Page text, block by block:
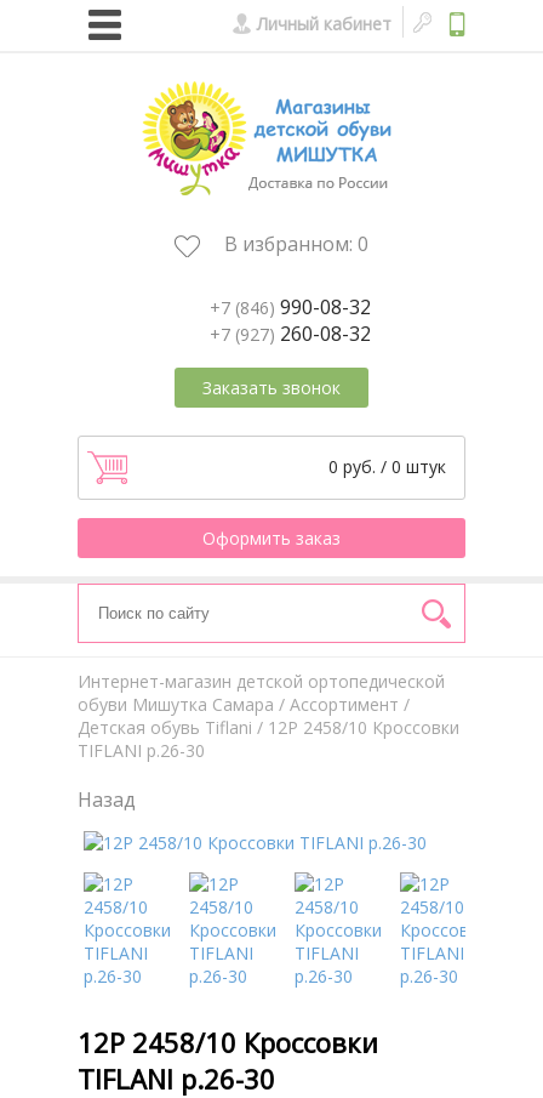
Личный кабинет
В избранном: 0
+7 (846) 990-08-32
+7 (927) 260-08-32
Заказать звонок
0 руб. / 0 штук
Оформить заказ
Интернет-магазин детской ортопедической
обуви Мишутка Самара / Aссортимент /
Детская обувь Tiflani / 12Р 2458/10 Кроссовки
TIFLANI р.26-30
Назад
12Р 2458/10 Кроссовки
TIFLANI р.26-30